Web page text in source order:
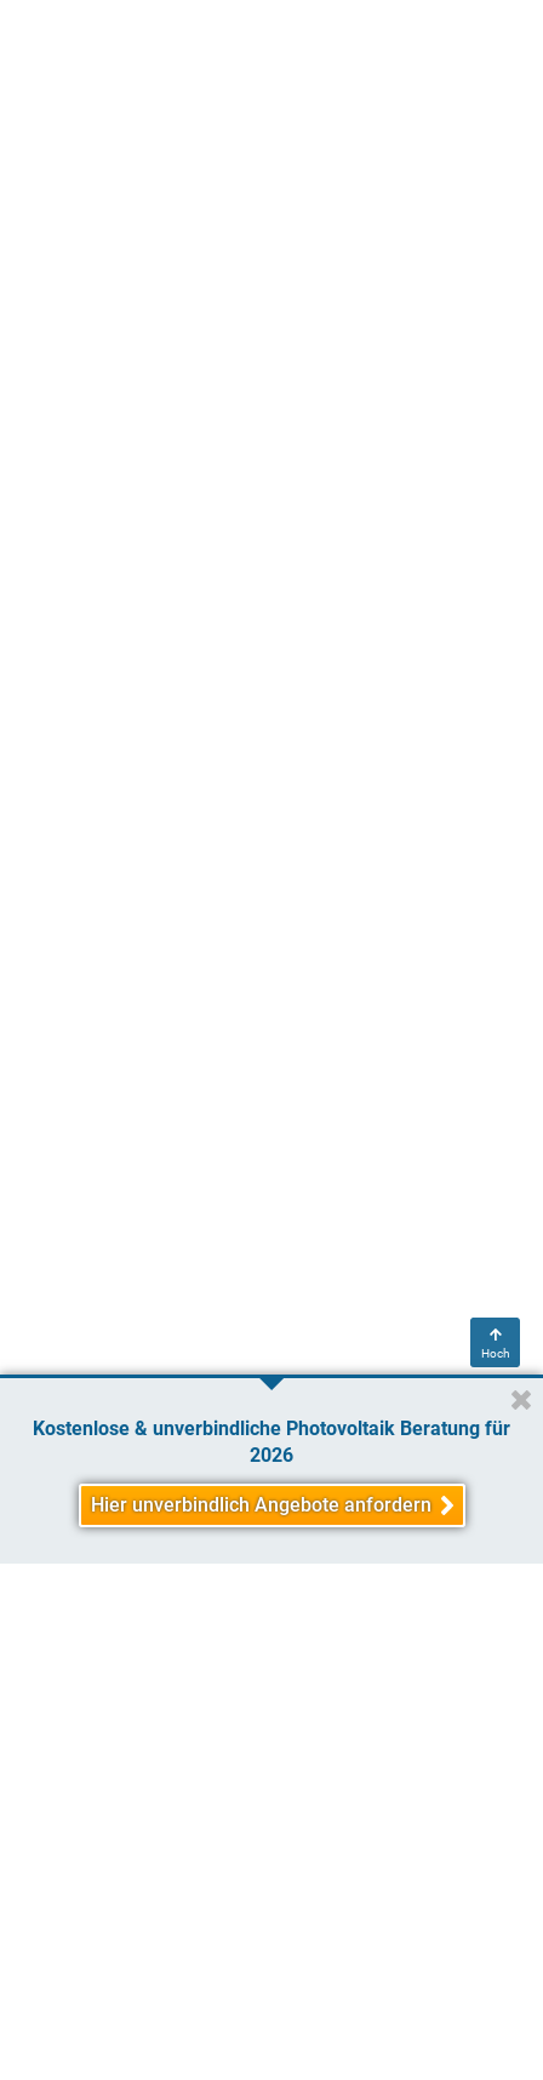
Kostenlose & unverbindliche Photovoltaik Beratung für
2026
Hier unverbindlich Angebote anfordern
Hoch